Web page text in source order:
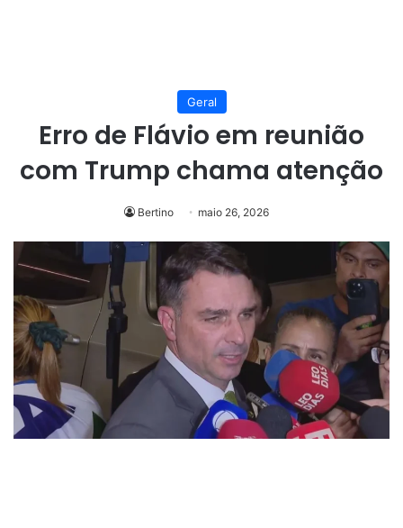
Geral
Erro de Flávio em reunião
com Trump chama atenção
Bertino maio 26, 2026